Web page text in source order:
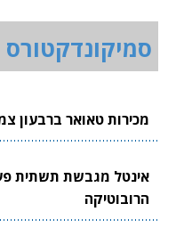
סמיקונדקטורס
מכירות טאואר ברבעון
אינטל מגבשת תשתית
הרובוטיקה